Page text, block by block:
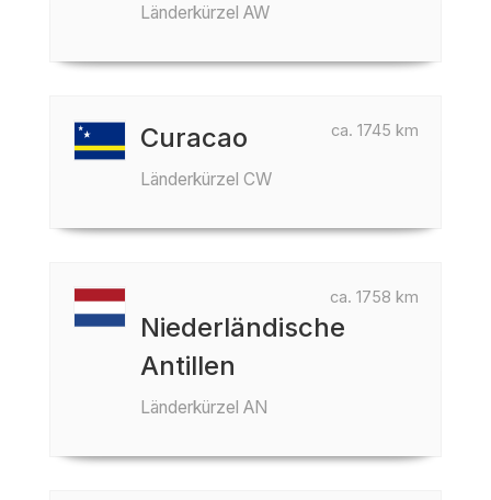
Länderkürzel AW
ca. 1745 km
Curacao
Länderkürzel CW
ca. 1758 km
Niederländische
Antillen
Länderkürzel AN